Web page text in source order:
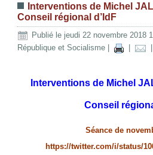
Interventions de Michel
Conseil régional d’IdF
Publié le jeudi 22 novembre 2018
République et Socialisme
Interventions de Michel
Conseil
Séance de
https://twitter.com/i/status/